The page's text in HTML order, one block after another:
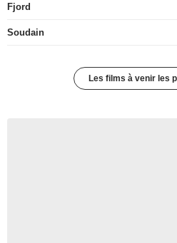
Fjord
Soudain
Les films à venir les